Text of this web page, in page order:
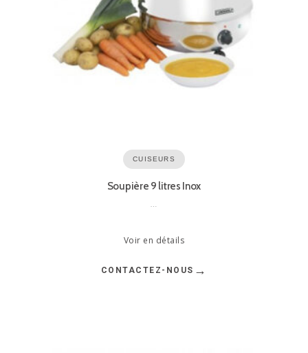
CUISEURS
Soupière 9 litres Inox
…
CONTACTEZ-NOUS →
Voir en détails